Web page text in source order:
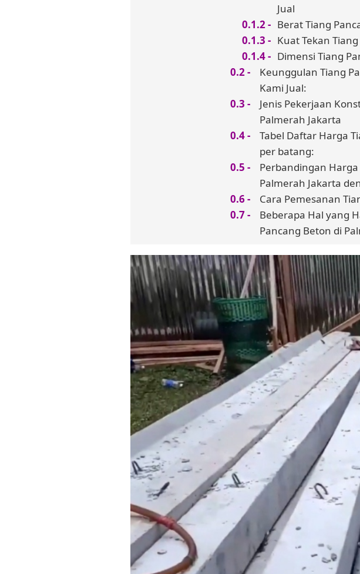
Jual
Berat Tiang
Kuat Tekan
Dimensi Tiang
Keunggulan Tiang
Kami Jual:
Jenis Pekerjaan
Palmerah Jakarta
Tabel Daftar Harga
per batang:
Perbandingan
Palmerah Jakarta
Cara Pemesanan
Beberapa Hal yang
Pancang Beton di